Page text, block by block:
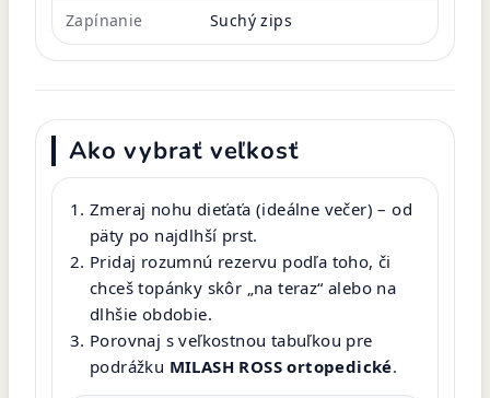
Zapínanie Suchý zips
Ako vybrať veľkosť
Zmeraj nohu dieťaťa (ideálne večer) – od
päty po najdlhší prst.
Pridaj rozumnú rezervu podľa toho, či
chceš topánky skôr „na teraz“ alebo na
dlhšie obdobie.
Porovnaj s veľkostnou tabuľkou pre
podrážku MILASH ROSS ortopedické.